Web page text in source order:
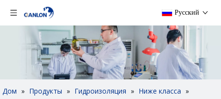
Pусский
Дом » Продукты » Гидроизоляция » Ниже класса »